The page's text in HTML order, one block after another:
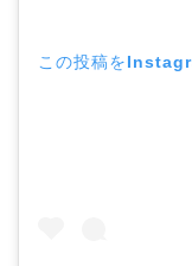
この投稿を